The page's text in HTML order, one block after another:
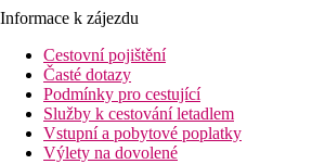
Informace k zájezdu
Cestovní pojištění
Časté dotazy
Podmínky pro cestující
Služby k cestování letadlem
Vstupní a pobytové poplatky
Výlety na dovolené